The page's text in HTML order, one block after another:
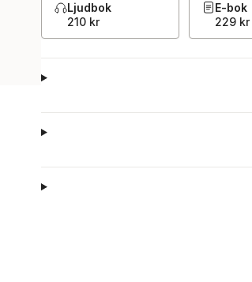
Ljudbok
210 kr
E-bok
229 kr